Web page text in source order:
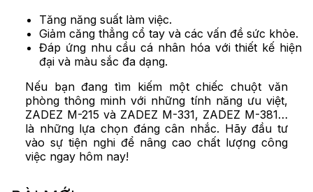
Tăng năng suất làm việc.
Giảm căng thẳng cổ tay và các vấn đề sức khỏe.
Đáp ứng nhu cầu cá nhân hóa với thiết kế hiện
đại và màu sắc đa dạng.
Nếu bạn đang tìm kiếm một chiếc chuột văn
phòng thông minh với những tính năng ưu việt,
ZADEZ M-215 và ZADEZ M-331, ZADEZ M-381…
là những lựa chọn đáng cân nhắc. Hãy đầu tư
vào sự tiện nghi để nâng cao chất lượng công
việc ngay hôm nay!